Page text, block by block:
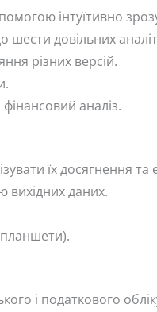
інтуїтивно
шести довільних
різних версій.
аналіз.
їх досягнення та
вихідних даних.
і податкового